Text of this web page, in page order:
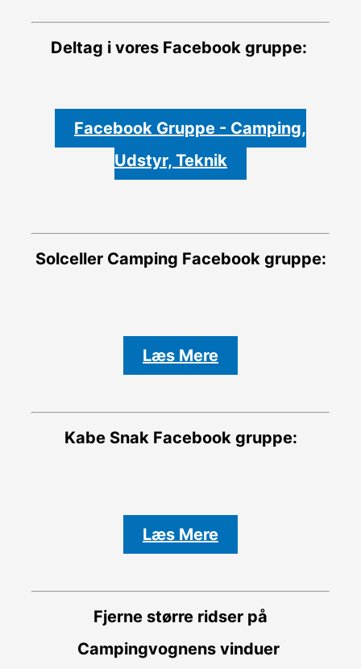
Deltag i vores Facebook gruppe:
Facebook Gruppe - Camping,
Udstyr, Teknik
Solceller Camping Facebook gruppe:
Læs Mere
Kabe SnakFacebook gruppe:
Læs Mere
Fjerne større ridser på
Campingvognens vinduer